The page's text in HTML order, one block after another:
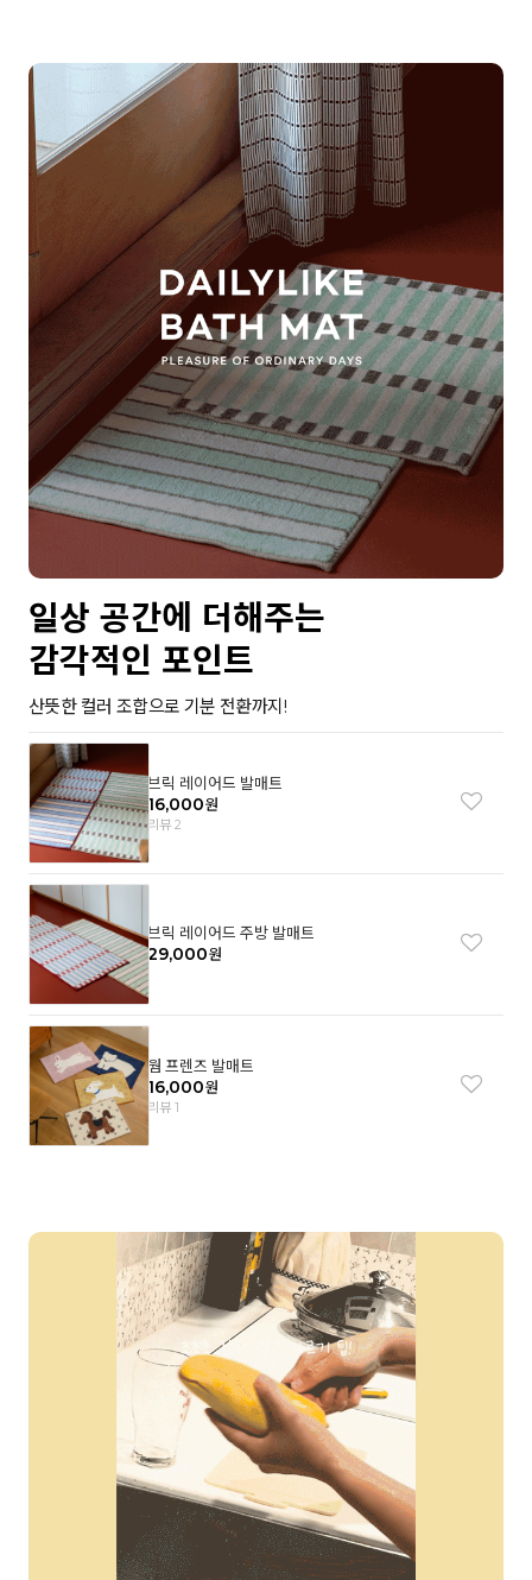
일상 공간에 더해주는
감각적인 포인트
산뜻한 컬러 조합으로 기분 전환까지!
브릭 레이어드 발매트
16,000원
리뷰 2
브릭 레이어드 주방 발매트
29,000원
웜 프렌즈 발매트
16,000원
리뷰 1